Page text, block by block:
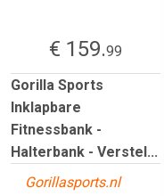
€ 159.99
Gorilla Sports
Inklapbare
Fitnessbank -
Halterbank - Verstel...
Gorillasports.nl